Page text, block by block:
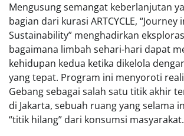
Mengusung semangat keberlanjutan
bagian dari kurasi ARTCYCLE, “Journey
Sustainability” menghadirkan
bagaimana limbah sehari-hari dapat
kehidupan kedua ketika dikelola
yang tepat. Program ini menyoroti
Gebang sebagai salah satu titik akhir
di Jakarta, sebuah ruang yang selama
“titik hilang” dari konsumsi masyarakat.